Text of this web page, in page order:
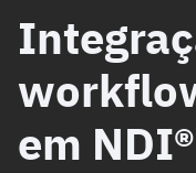
em NDI®